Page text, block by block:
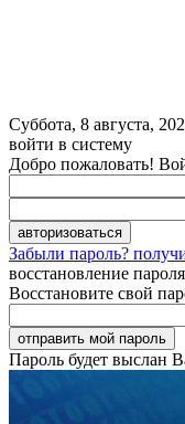
Суббота, 8 августа,
войти в систему
Добро пожаловать!
Забыли пароль?
восстановление пароля
Восстановите свой
Пароль будет выслан